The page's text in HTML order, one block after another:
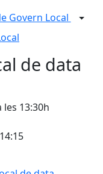
Govern Local
de data
13:30h